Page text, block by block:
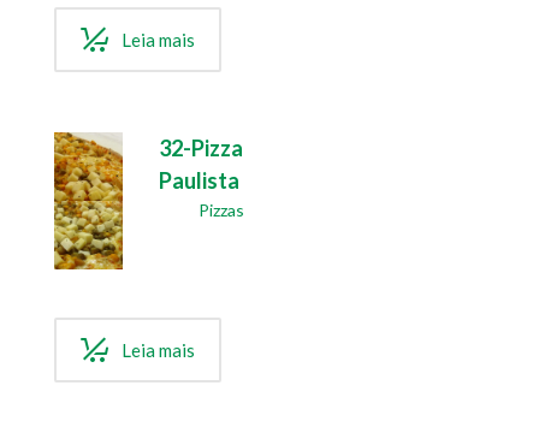
Leia mais
32-Pizza
Paulista
Pizzas
Leia mais